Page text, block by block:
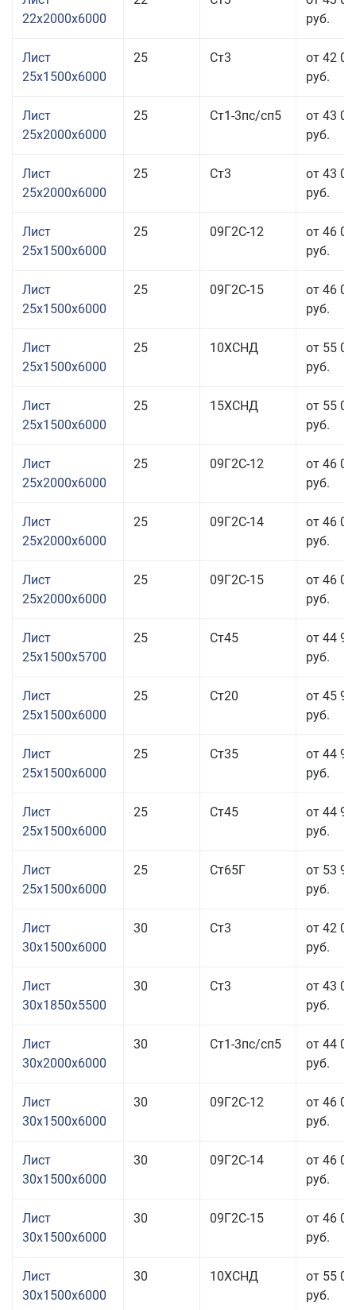
22x2000x6000
руб.
Лист
25x1500x6000
25 Ст3
от 42
руб.
Лист
25x2000x6000
25 Ст1-3пс/сп5
от 43
руб.
Лист
25x2000x6000
25 Ст3
от 43
руб.
Лист
25x1500x6000
25 09Г2С-12
от 46
руб.
Лист
25x1500x6000
25 09Г2С-15
от 46
руб.
Лист
25x1500x6000
25 10ХСНД
от 55
руб.
Лист
25x1500x6000
25 15ХСНД
от 55
руб.
Лист
25x2000x6000
25 09Г2С-12
от 46
руб.
Лист
25x2000x6000
25 09Г2С-14
от 46
руб.
Лист
25x2000x6000
25 09Г2С-15
от 46
руб.
Лист
25x1500x5700
25 Ст45
от 44
руб.
Лист
25x1500x6000
25 Ст20
от 45
руб.
Лист
25x1500x6000
25 Ст35
от 44
руб.
Лист
25x1500x6000
25 Ст45
от 44
руб.
Лист
25x1500x6000
25 Ст65Г
от 53
руб.
Лист
30x1500x6000
30 Ст3
от 42
руб.
Лист
30x1850x5500
30 Ст3
от 43
руб.
Лист
30x2000x6000
30 Ст1-3пс/сп5
от 44
руб.
Лист
30x1500x6000
30 09Г2С-12
от 46
руб.
Лист
30x1500x6000
30 09Г2С-14
от 46
руб.
Лист
30x1500x6000
30 09Г2С-15
от 46
руб.
Лист
30x1500x6000
30 10ХСНД
от 55
руб.